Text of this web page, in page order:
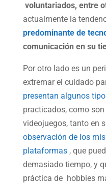
voluntariados, entre
actualmente la
predominante de
comunicación en su
Por otro lado es un
extremar el cuidado
presentan algunos
practicados, como
videojuegos, tanto en
observación de los
plataformas, que
demasiado tiempo, y
práctica de hobbies